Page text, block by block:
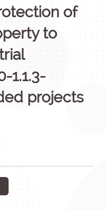
of
to
1.1.3-
projects